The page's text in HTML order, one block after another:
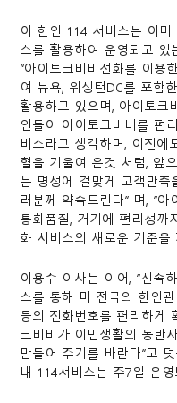
이 한인 114 서비스는 이
스를 활용하여 운영되고 있
“아이토크비비전화를 이용
여 뉴욕, 워싱턴DC를 포함
활용하고 있으며, 아이토크
인들이 아이토크비비를 편
비스라고 생각하며, 이전에
혈을 기울여 온것 처럼, 앞
는 명성에 걸맞게 고객만
러분께 약속드린다” 며, “
통화품질, 거기에 편리성까
화 서비스의 새로운 기준을
이용수 이사는 이어, “신속
스를 통해 미 전국의 한인
등의 전화번호를 편리하게
크비비가 이민생활의 동반
만들어 주기를 바란다”고
내 114서비스는 주7일 운